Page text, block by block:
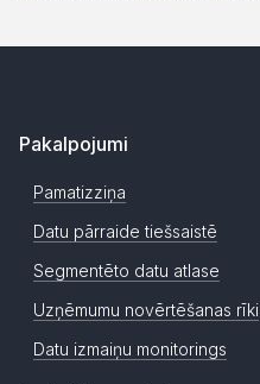
Pakalpojumi
Pamatizziņa
Datu pārraide tiešsaistē
Segmentēto datu atlase
Uzņēmumu novērtēšanas rīki
Datu izmaiņu monitorings